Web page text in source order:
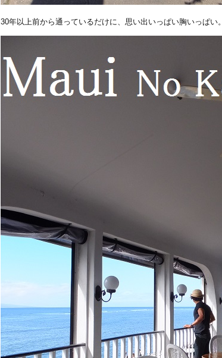
30年以上前から通っているだけに、思い出いっぱい胸いっぱい。